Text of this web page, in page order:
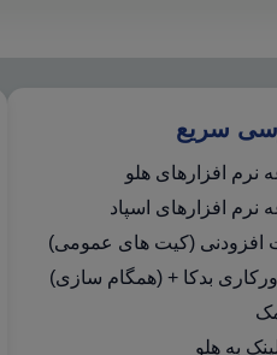
سریع
نرم افزارهای هلو
نرم افزارهای اسپاد
افزودنی (کیت های عمومی)
بدکا + (همگام سازی)